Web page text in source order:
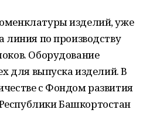
изделий, уже
линия по производству
Оборудование
для выпуска изделий. В
с Фондом развития
Башкортостан